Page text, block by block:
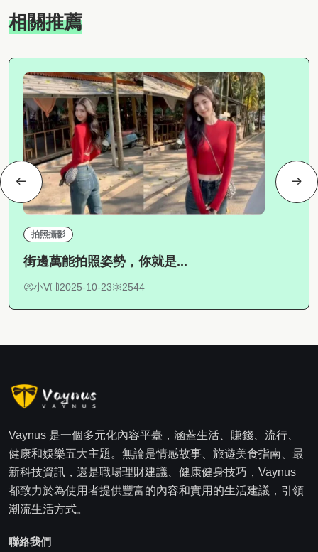
相關推薦
拍照攝影
街邊萬能拍照姿勢，你就是...
小V 2025-10-23 2544
Vaynus 是一個多元化內容平臺，涵蓋生活、賺錢、流行、
健康和娛樂五大主題。無論是情感故事、旅遊美食指南、最
新科技資訊，還是職場理財建議、健康健身技巧，Vaynus
都致力於為使用者提供豐富的內容和實用的生活建議，引領
潮流生活方式。
聯絡我們